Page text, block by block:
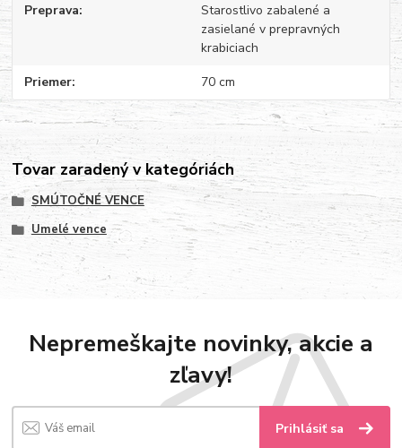
Preprava
Starostlivo zabalené a
zasielané v prepravných
krabiciach
Priemer 70 cm
Tovar zaradený v kategóriách
SMÚTOČNÉ VENCE
Umelé vence
Nepremeškajte novinky, akcie a
zľavy!
Prihlásiť sa